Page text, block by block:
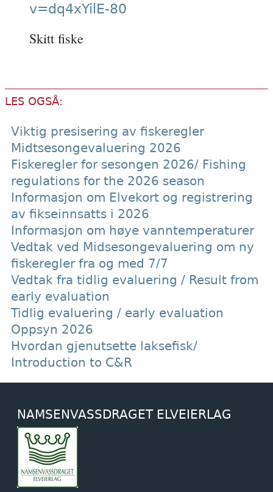
v=dq4xYilE-80
Skitt fiske
LES OGSÅ:
Viktig presisering av fiskeregler
Midtsesongevaluering 2026
Fiskeregler for sesongen 2026/ Fishing
regulations for the 2026 season
Informasjon om Elvekort og registrering
av fikseinnsatts i 2026
Informasjon om høye vanntemperaturer
Vedtak ved Midsesongevaluering om ny
fiskeregler fra og med 7/7
Vedtak fra tidlig evaluering / Result from
early evaluation
Tidlig evaluering / early evaluation
Oppsyn 2026
Hvordan gjenutsette laksefisk/
Introduction to C&R
NAMSENVASSDRAGET ELVEIERLAG